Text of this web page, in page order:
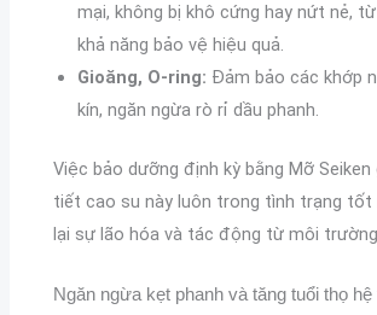
mại, không bị khô cứng hay nứt nẻ,
khả năng bảo vệ hiệu quả.
Gioăng, O-ring: Đảm bảo các khớp
kín, ngăn ngừa rò rỉ dầu phanh.
Việc bảo dưỡng định kỳ bằng Mỡ Seiken
tiết cao su này luôn trong tình trạng tốt
lại sự lão hóa và tác động từ môi
Ngăn ngừa kẹt phanh và tăng tuổi thọ hệ